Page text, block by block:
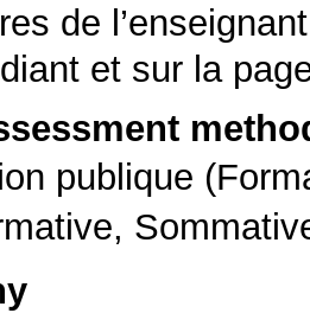
de
et sur la
publique